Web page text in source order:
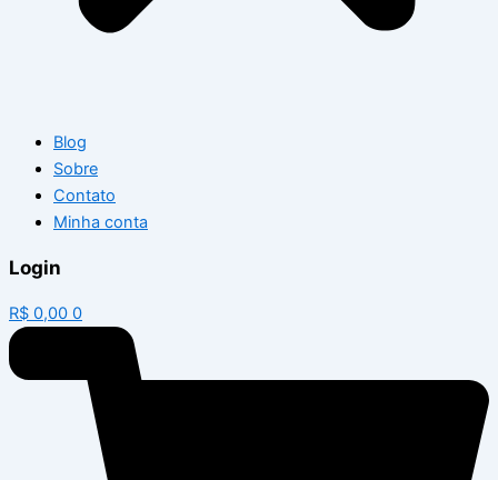
Blog
Sobre
Contato
Minha conta
Login
R$ 0,00 0